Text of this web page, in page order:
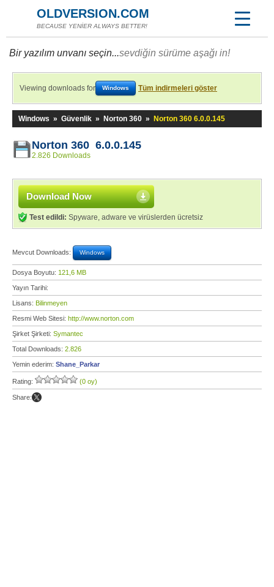
OLDVERSION.COM
BECAUSE YENİER ALWAYS BETTER!
Bir yazılım unvanı seçin...sevdiğin sürüme aşağı in!
Viewing downloads for Windows Tüm indirmeleri göster
Windows » Güvenlik » Norton 360 » Norton 360 6.0.0.145
Norton 360 6.0.0.145
2.826 Downloads
Download Now
Test edildi: Spyware, adware ve virüslerden ücretsiz
Mevcut Downloads: Windows
Dosya Boyutu: 121,6 MB
Yayın Tarihi:
Lisans: Bilinmeyen
Resmi Web Sitesi: http://www.norton.com
Şirket Şirketi: Symantec
Total Downloads: 2.826
Yemin ederim: Shane_Parkar
Rating: (0 oy)
Share: